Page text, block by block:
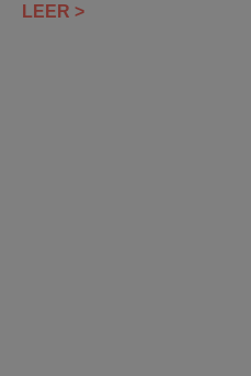
LEER >